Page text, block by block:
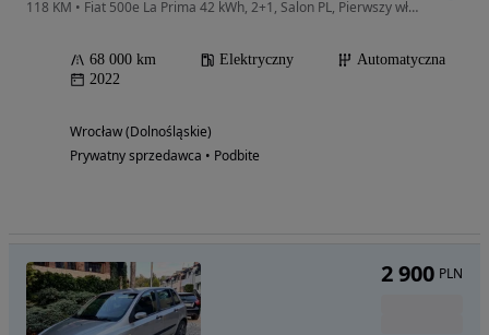
118 KM • Fiat 500e La Prima 42 kWh, 2+1, Salon PL, Pierwszy właściciel, Leasing
68 000 km Elektryczny
Automatyczna
2022
Wrocław (Dolnośląskie)
Prywatny sprzedawca • Podbite
2 900 PLN